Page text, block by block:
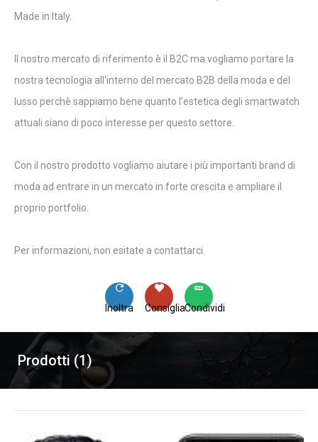
Made in Italy.
Il nostro mercato di riferimento è il B2C ma vogliamo portare la
nostra tecnologia all'interno del mercato B2B della moda e del
lusso perchè sappiamo bene quanto l'estetica degli smartwatch
attuali siano di poco interesse per questo settore.
Con il nostro prodotto vogliamo aiutare i più importanti brand di
moda ad entrare in un mercato in forte crescita e ampliare il
proprio portfolio.
Per informazioni, non esitate a contattarci.
Condividi
Consiglia
Inoltra
Prodotti (1)